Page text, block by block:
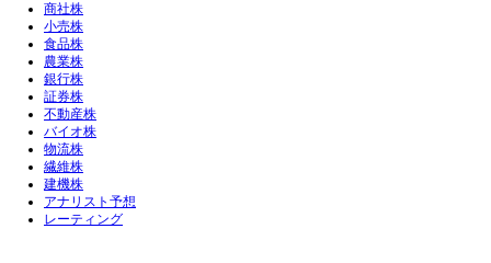
商社株
小売株
食品株
農業株
銀行株
証券株
不動産株
バイオ株
物流株
繊維株
建機株
アナリスト予想
レーティング